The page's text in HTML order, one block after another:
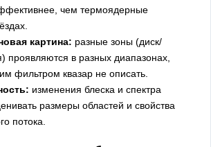
чем термоядерные
картина: разные зоны (диск/
проявляются в разных диапазонах,
фильтром квазар не описать.
изменения блеска и спектра
размеры областей и свойства
потока.